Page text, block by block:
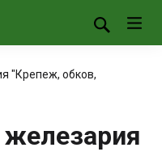
"Крепеж, обков,